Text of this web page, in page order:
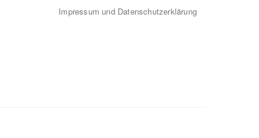
Impressum und Datenschutzerklärung